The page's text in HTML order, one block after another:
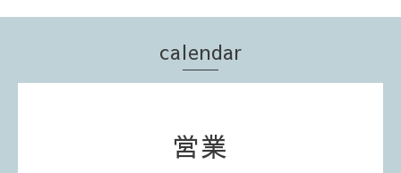
calendar
営業